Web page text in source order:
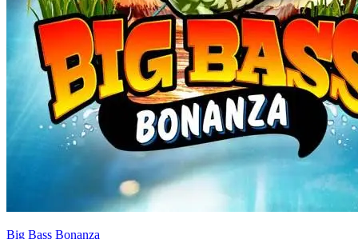
Big Bass Bonanza